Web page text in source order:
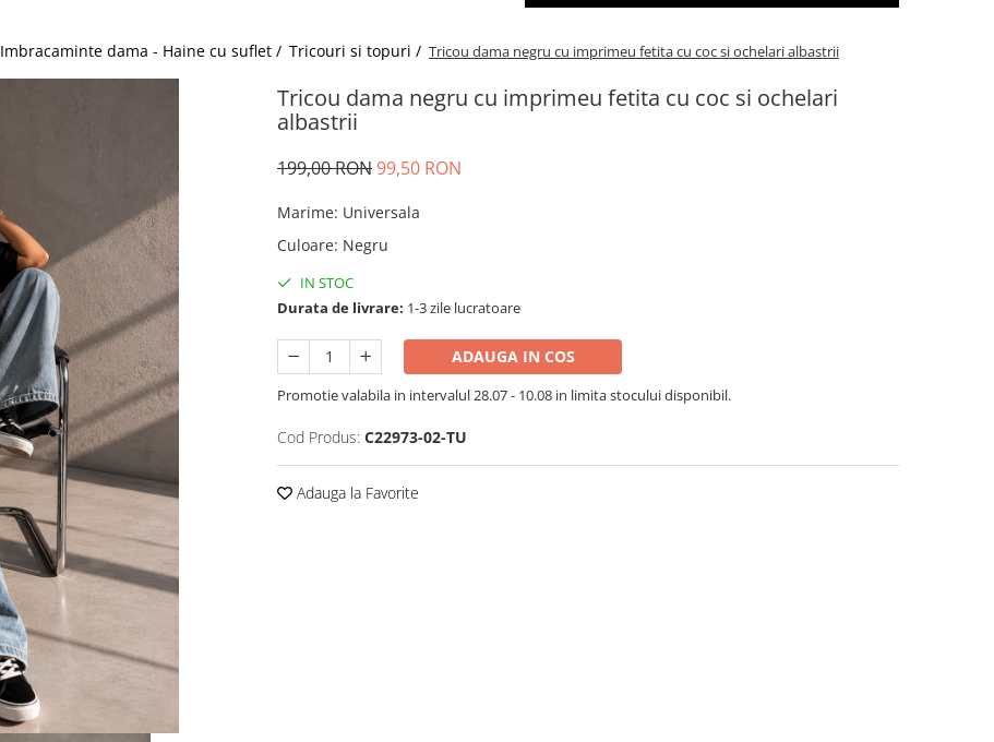
Imbracaminte dama - Haine cu suflet / Tricouri si topuri / Tricou dama negru cu imprimeu fetita cu coc si ochelari albastrii
Tricou dama negru cu imprimeu fetita cu coc si ochelari
albastrii
199,00 RON99,50 RON
Marime: Universala
Culoare: Negru
IN STOC
Durata de livrare: 1-3 zile lucratoare
ADAUGA IN COS
Promotie valabila in intervalul 28.07 - 10.08 in limita stocului disponibil.
Cod Produs: C22973-02-TU
Adauga la Favorite